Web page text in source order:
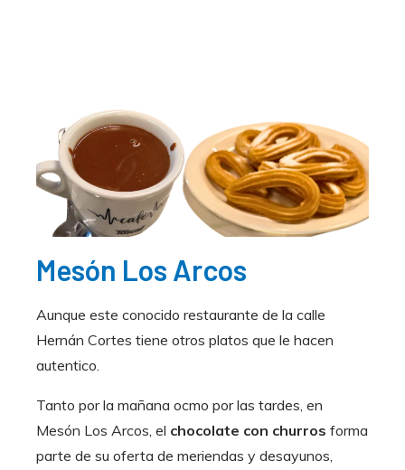
Mesón Los Arcos
Aunque este conocido restaurante de la calle
Hernán Cortes tiene otros platos que le hacen
autentico.
Tanto por la mañana ocmo por las tardes, en
Mesón Los Arcos, el chocolate con churros forma
parte de su oferta de meriendas y desayunos,